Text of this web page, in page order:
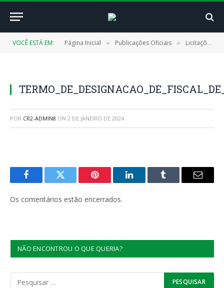
VOCÊ ESTÁ EM: Página Inicial » Publicações Oficiais » Licitações
POR CR2-ADMIN8 ON 2 DE JANEIRO DE 2024
FacebookTwitter Pinterest LinkedInTumblr
E-
Os comentários estão encerrados.
NÃO ENCONTROU O QUE QUERIA?